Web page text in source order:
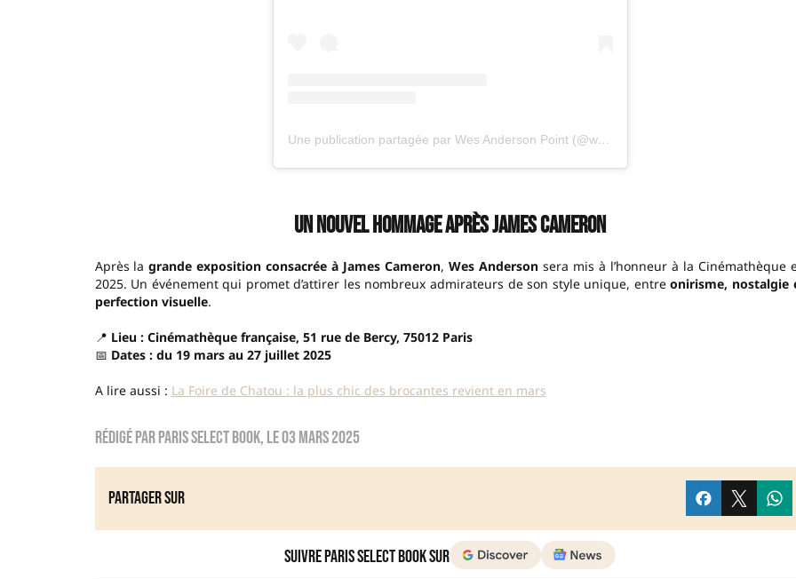
Une publication partagée par Wes Anderson Point (@wesandersonfc)
Un nouvel hommage après James Cameron
Après lagrande exposition consacrée à James Cameron,Wes Anderson sera mis à l’honneur à la Cinémathèque
2025. Un événement qui promet d’attirer les nombreux admirateurs de son style unique, entreonirisme, nostalgie
perfection visuelle.
📍 Lieu : Cinémathèque française, 51 rue de Bercy, 75012 Paris
📅 Dates : du 19 mars au 27 juillet 2025
A lire aussi : La Foire de Chatou : la plus chic des brocantes revient en mars
Rédigé parParis Select Book, le03 mars 2025
Partager sur
Suivre Paris Select Book sur